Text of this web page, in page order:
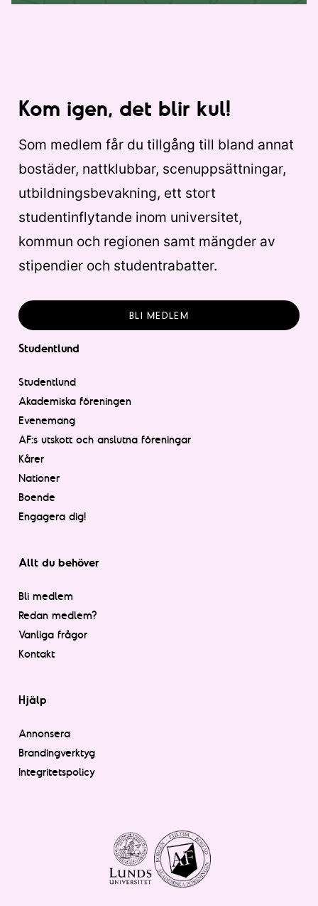
Kom igen, det blir kul!
Som medlem får du tillgång till bland annat
bostäder, nattklubbar, scenuppsättningar,
utbildningsbevakning, ett stort
studentinflytande inom universitet,
kommun och regionen samt mängder av
stipendier och studentrabatter.
BLI MEDLEM
Studentlund
Studentlund
Akademiska föreningen
Evenemang
AF:s utskott och anslutna föreningar
Kårer
Nationer
Boende
Engagera dig!
Allt du behöver
Bli medlem
Redan medlem?
Vanliga frågor
Kontakt
Hjälp
Annonsera
Brandingverktyg
Integritetspolicy